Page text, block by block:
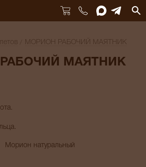
МОРИОН РАБОЧИЙ МАЯТНИК
РАБОЧИЙ МАЯТНИК
Морион натуральный